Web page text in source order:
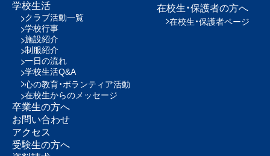
学校生活
クラブ活動一覧
学校行事
施設紹介
制服紹介
一日の流れ
学校生活Q&A
心の教育・ボランティア活動
在校生からのメッセージ
在校生・保護者の方へ
在校生・保護者ページ
卒業生の方へ
お問い合わせ
アクセス
受験生の方へ